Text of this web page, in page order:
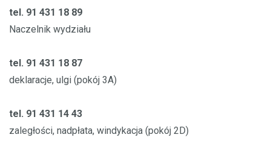
tel. 91 431 18 89
Naczelnik wydziału
tel. 91 431 18 87
deklaracje, ulgi (pokój 3A)
tel. 91 431 14 43
zaległości, nadpłata, windykacja (pokój 2D)